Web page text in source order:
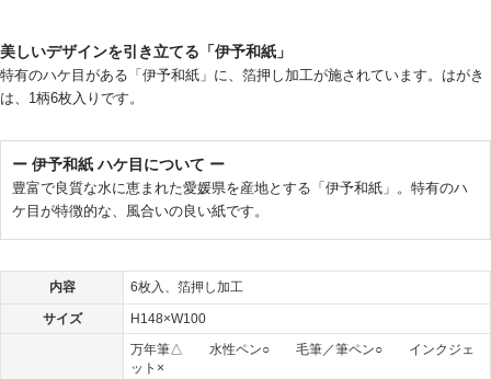
美しいデザインを引き立てる「伊予和紙」
特有のハケ目がある「伊予和紙」に、箔押し加工が施されています。はがき
は、1柄6枚入りです。
ー 伊予和紙 ハケ目について ー
豊富で良質な水に恵まれた愛媛県を産地とする「伊予和紙」。特有のハ
ケ目が特徴的な、風合いの良い紙です。
内容 6枚入、箔押し加工
サイズ
H148×W100
万年筆△ 水性ペン○ 毛筆／筆ペン○ インクジェ
ット×